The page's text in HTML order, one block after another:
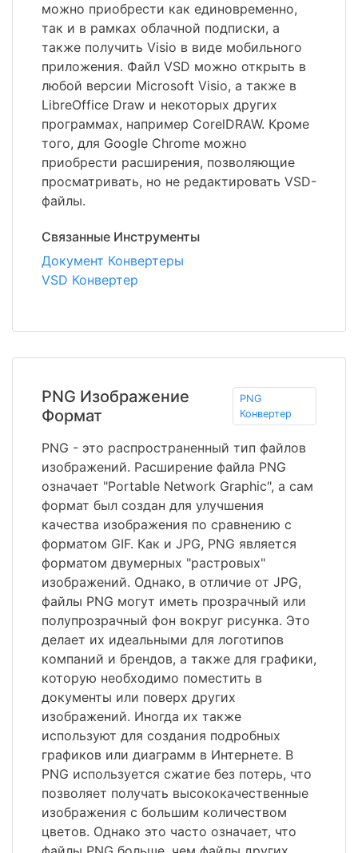
можно приобрести как единовременно,
так и в рамках облачной подписки, а
также получить Visio в виде мобильного
приложения. Файл VSD можно открыть в
любой версии Microsoft Visio, а также в
LibreOffice Draw и некоторых других
программах, например CorelDRAW. Кроме
того, для Google Chrome можно
приобрести расширения, позволяющие
просматривать, но не редактировать VSD-
файлы.
Связанные Инструменты
Документ Конвертеры
VSD Конвертер
PNG Изображение
Формат
PNG
Конвертер
PNG - это распространенный тип файлов
изображений. Расширение файла PNG
означает "Portable Network Graphic", а сам
формат был создан для улучшения
качества изображения по сравнению с
форматом GIF. Как и JPG, PNG является
форматом двумерных "растровых"
изображений. Однако, в отличие от JPG,
файлы PNG могут иметь прозрачный или
полупрозрачный фон вокруг рисунка. Это
делает их идеальными для логотипов
компаний и брендов, а также для графики,
которую необходимо поместить в
документы или поверх других
изображений. Иногда их также
используют для создания подробных
графиков или диаграмм в Интернете. В
PNG используется сжатие без потерь, что
позволяет получать высококачественные
изображения с большим количеством
цветов. Однако это часто означает, что